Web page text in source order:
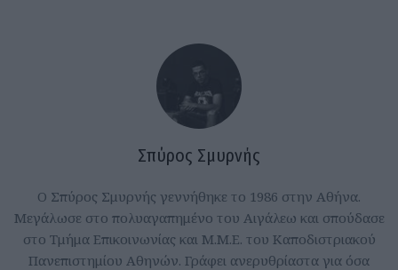
Σπύρος Σμυρνής
Ο Σπύρος Σμυρνής γεννήθηκε το 1986 στην Αθήνα.
Μεγάλωσε στο πολυαγαπημένο του Αιγάλεω και σπούδασε
στο Τμήμα Επικοινωνίας και Μ.Μ.Ε. του Καποδιστριακού
Πανεπιστημίου Αθηνών. Γράφει ανερυθρίαστα για όσα